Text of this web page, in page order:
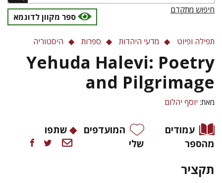
חיפוש מתקדם
ספר מקוון לדוגמא
תפילה ופיוט מדעי היהדות ספרות היסטוריה
Yehuda Halevi: Poetry
and Pilgrimage
מאת: יוסף יהלום
עמודים
מהספר
המועדפים
שלי
שתפו
תקציר